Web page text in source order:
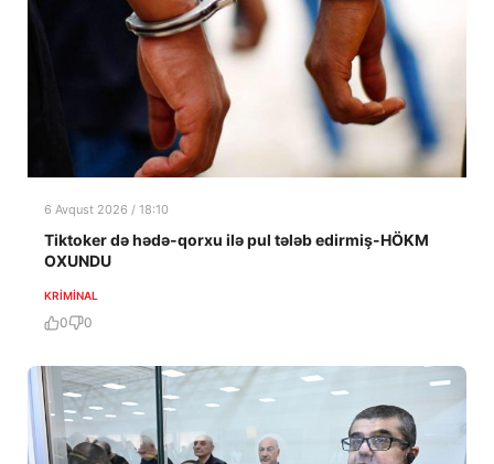
6 Avqust 2026 / 18:10
Tiktoker də hədə-qorxu ilə pul tələb edirmiş-HÖKM
OXUNDU
KRIMINAL
0 0